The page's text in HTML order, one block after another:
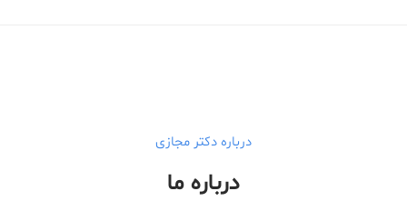
درباره دکتر مجازی
درباره ما